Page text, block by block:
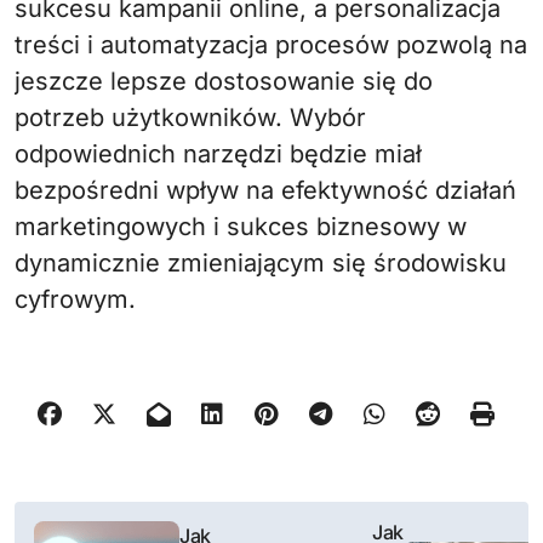
sukcesu kampanii online, a personalizacja
treści i automatyzacja procesów pozwolą na
jeszcze lepsze dostosowanie się do
potrzeb użytkowników. Wybór
odpowiednich narzędzi będzie miał
bezpośredni wpływ na efektywność działań
marketingowych i sukces biznesowy w
dynamicznie zmieniającym się środowisku
cyfrowym.
N
Jak
Jak